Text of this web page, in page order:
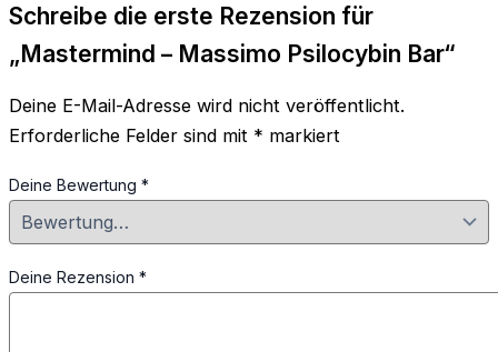
Schreibe die erste Rezension für
„Mastermind – Massimo Psilocybin Bar“
Deine E-Mail-Adresse wird nicht veröffentlicht.
Erforderliche Felder sind mit * markiert
Deine Bewertung *
Deine Rezension *